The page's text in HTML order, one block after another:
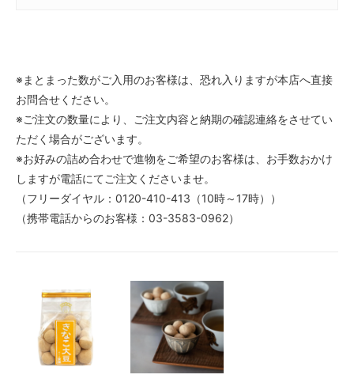
※まとまった数がご入用のお客様は、恐れ入りますが本店へ直接
お問合せください。
※ご注文の数量により、ご注文内容と納期の確認連絡をさせてい
ただく場合がございます。
※お好みの詰め合わせで進物をご希望のお客様は、お手数おかけ
しますが電話にてご注文くださいませ。
（フリーダイヤル：0120-410-413（10時～17時））
（携帯電話からのお客様：03-3583-0962）